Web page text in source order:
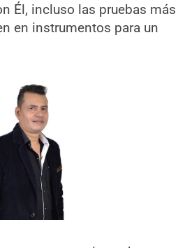
Él, incluso las pruebas más
en instrumentos para un